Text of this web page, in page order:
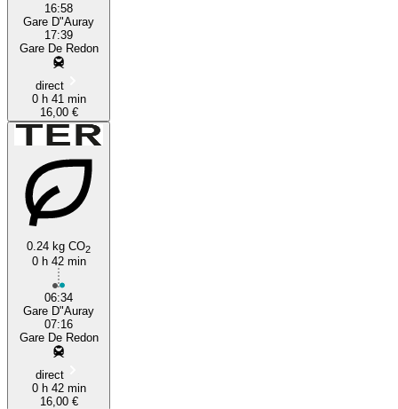
16:58
Gare D"Auray
17:39
Gare De Redon
direct
0 h 41 min
16,00 €
0.24 kg CO2
0 h 42 min
06:34
Gare D"Auray
07:16
Gare De Redon
direct
0 h 42 min
16,00 €